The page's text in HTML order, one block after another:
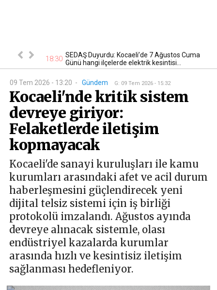
otomobil 18:30 SEDAŞ Duyurdu: Kocaeli’de 7 Ağustos Cuma
Günü hangi ilçelerde elektrik kesintisi...
09 Tem 2026 - 13:20 - Gündem G: 09 Tem 2026 - 15:32
Kocaeli'nde kritik sistem
devreye giriyor:
Felaketlerde iletişim
kopmayacak
Kocaeli'de sanayi kuruluşları ile kamu
kurumları arasındaki afet ve acil durum
haberleşmesini güçlendirecek yeni
dijital telsiz sistemi için iş birliği
protokolü imzalandı. Ağustos ayında
devreye alınacak sistemle, olası
endüstriyel kazalarda kurumlar
arasında hızlı ve kesintisiz iletişim
sağlanması hedefleniyor.